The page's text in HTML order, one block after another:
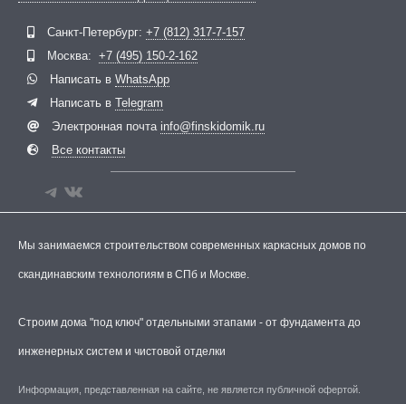
Санкт-Петербург: +7 (812) 317-7-157
Москва: +7 (495) 150-2-162
Написать в WhatsApp
Написать в Telegram
Электронная почта info@finskidomik.ru
Все контакты
Мы занимаемся строительством современных каркасных домов по
скандинавским технологиям в СПб и Москве.
Строим дома "под ключ" отдельными этапами - от фундамента до
инженерных систем и чистовой отделки
Информация, представленная на сайте, не является публичной офертой.